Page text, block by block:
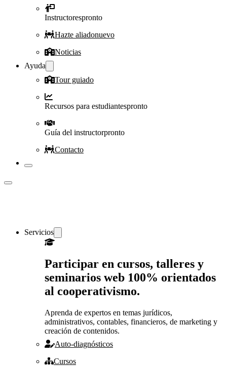
Instructorespronto
Hazte aliadonuevo
Noticias
Ayuda
Tour guiado
Recursos para estudiantespronto
Guía del instructorpronto
Contacto
Servicios
Participar en cursos, talleres y
seminarios web 100% orientados
al cooperativismo.
Aprenda de expertos en temas jurídicos,
administrativos, contables, financieros, de marketing y
creación de contenidos.
Auto-diagnósticos
Cursos